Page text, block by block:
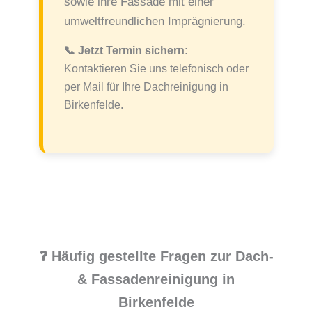
umweltfreundlichen Imprägnierung.
📞 Jetzt Termin sichern:
Kontaktieren Sie uns telefonisch oder
per Mail für Ihre Dachreinigung in
Birkenfelde.
❓ Häufig gestellte Fragen zur Dach-
& Fassadenreinigung in
Birkenfelde